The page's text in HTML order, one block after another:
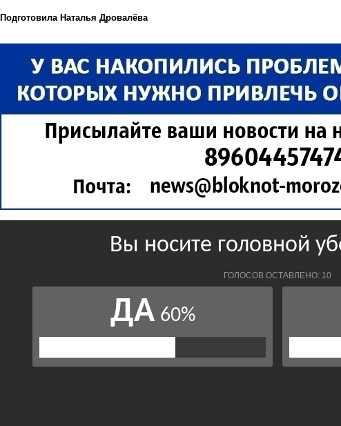
Подготовила Наталья Дровалёва